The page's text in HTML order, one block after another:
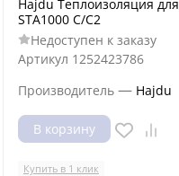
Hajdu Теплоизоляция для
STA1000 С/С2
Недоступен к заказу
Артикул 1252423786
Производитель — Hajdu
В корзину
Купить в 1 клик